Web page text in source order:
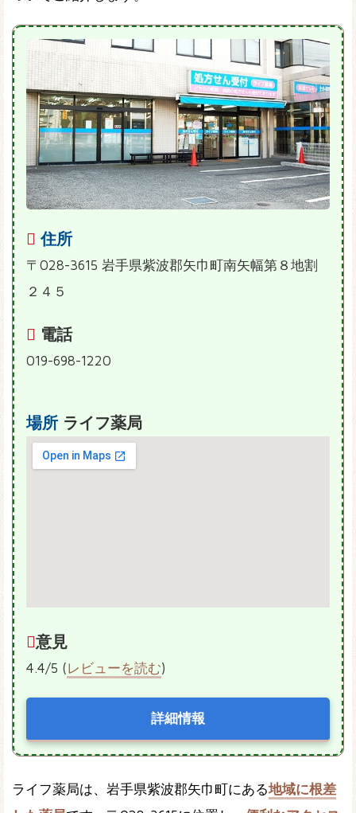
住所
〒028-3615 岩手県紫波郡矢巾町南矢幅第８地割
２４５
電話
019-698-1220
場所 ライフ薬局
意見
4.4/5 (レビューを読む)
詳細情報
ライフ薬局は、岩手県紫波郡矢巾町にある地域に根差